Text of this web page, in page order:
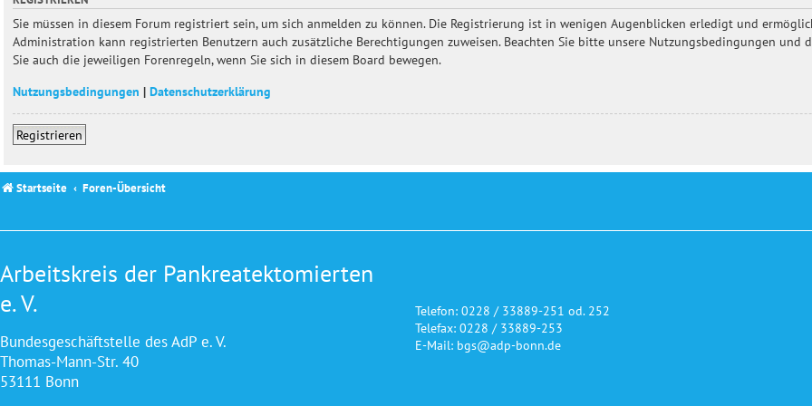
Sie müssen in diesem Forum registriert sein, um sich anmelden zu können. Die Registrierung ist in wenigen Augenblicken erledigt und
Administration kann registrierten Benutzern auch zusätzliche Berechtigungen zuweisen. Beachten Sie bitte unsere Nutzungsbedingungen und
Sie auch die jeweiligen Forenregeln, wenn Sie sich in diesem Board bewegen.
Nutzungsbedingungen | Datenschutzerklärung
Registrieren
Startseite Foren-Übersicht
Arbeitskreis der Pankreatektomierten
e. V.
Bundesgeschäftstelle des AdP e. V.
Thomas-Mann-Str. 40
53111 Bonn
Telefon: 0228 / 33889-251 od. 252
Telefax: 0228 / 33889-253
E-Mail: bgs@adp-bonn.de